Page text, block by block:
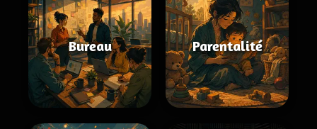
Bureau Parentalité